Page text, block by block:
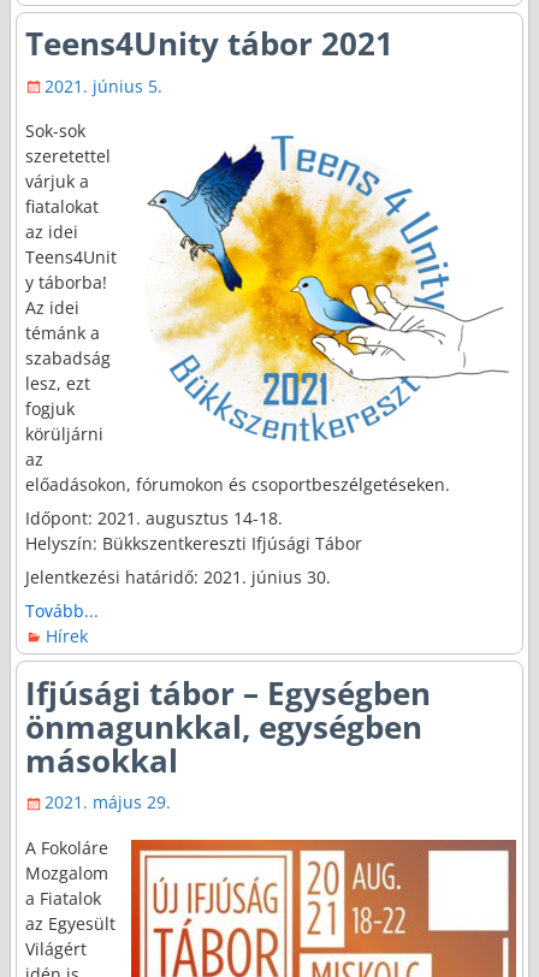
Teens4Unity tábor 2021
2021. június 5.
Sok-sok
szeretettel
várjuk a
fiatalokat
az idei
Teens4Unit
y táborba!
Az idei
témánk a
szabadság
lesz, ezt
fogjuk
körüljárni
az
előadásokon, fórumokon és csoportbeszélgetéseken.
Időpont: 2021. augusztus 14-18.
Helyszín: Bükkszentkereszti Ifjúsági Tábor
Jelentkezési határidő: 2021. június 30.
Tovább...
Hírek
Ifjúsági tábor – Egységben
önmagunkkal, egységben
másokkal
2021. május 29.
A Fokoláre
Mozgalom
a Fiatalok
az Egyesült
Világért